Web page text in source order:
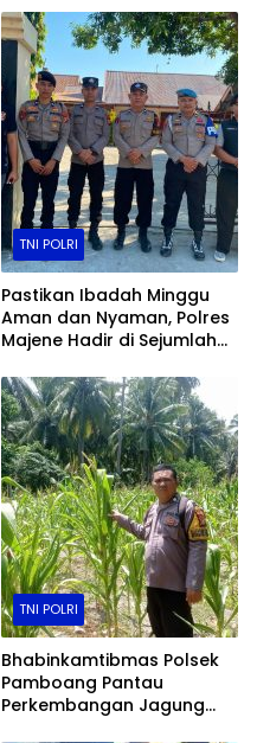
TNI POLRI
Pastikan Ibadah Minggu
Aman dan Nyaman, Polres
Majene Hadir di Sejumlah
TNI POLRI
Bhabinkamtibmas Polsek
Pamboang Pantau
Perkembangan Jagung